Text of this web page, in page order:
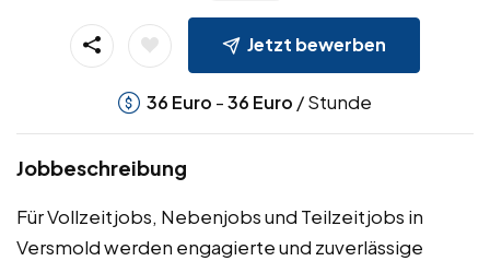
Jetzt bewerben
36 Euro -36 Euro / Stunde
Jobbeschreibung
Für Vollzeitjobs, Nebenjobs und Teilzeitjobs in
Versmold werden engagierte und zuverlässige